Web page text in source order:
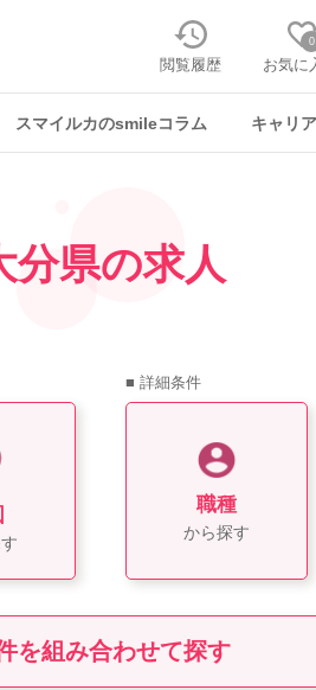
閲覧履歴
0
お気に
スマイルカのsmileコラム キャリ
分県の求人
■ 詳細条件
職種
から探す
を組み合わせて探す